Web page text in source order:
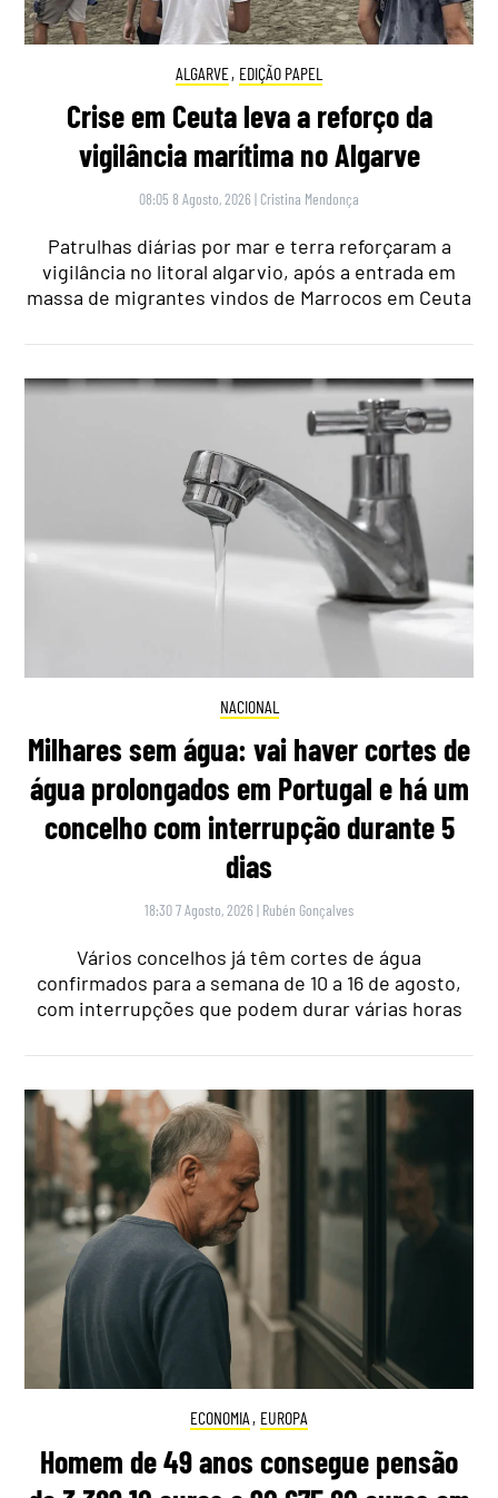
ALGARVE, EDIÇÃO PAPEL
Crise em Ceuta leva a reforço da
vigilância marítima no Algarve
08:05 8 Agosto, 2026 | Cristina Mendonça
Patrulhas diárias por mar e terra reforçaram a
vigilância no litoral algarvio, após a entrada em
massa de migrantes vindos de Marrocos em Ceuta
NACIONAL
Milhares sem água: vai haver cortes de
água prolongados em Portugal e há um
concelho com interrupção durante 5
dias
18:30 7 Agosto, 2026 | Rubén Gonçalves
Vários concelhos já têm cortes de água
confirmados para a semana de 10 a 16 de agosto,
com interrupções que podem durar várias horas
ECONOMIA , EUROPA
Homem de 49 anos consegue pensão